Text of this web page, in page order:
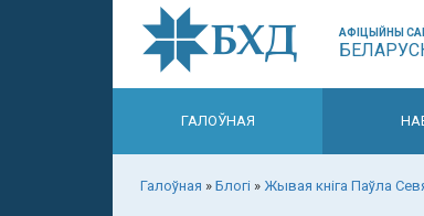
АФІЦЫЙНЫ
ГАЛОЎНАЯ
Галоўная » Блогі » Жывая кніга Паўла